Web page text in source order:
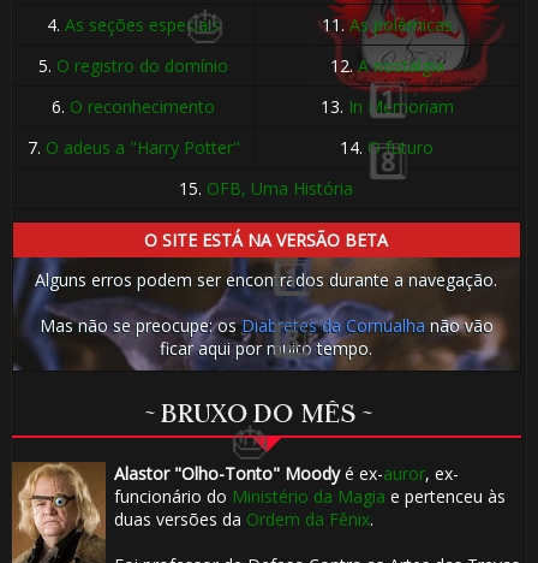
4.As seções especiais 11.As polêmicas
5. O registro do domínio 12.A nostalgia
6. O reconhecimento 13. In Memoriam
7. O adeus a "Harry Potter" 14. O futuro
15. OFB, Uma História
O SITE ESTÁ NA VERSÃO BETA
Alguns erros podem ser encontrados durante a navegação.
Mas não se preocupe: osDiabretes da Cornualha não vão
ficar aqui por muito tempo.
~ BRUXO DO MÊS ~
Alastor "Olho-Tonto" Moodyé ex-auror, ex-
funcionário do Ministério da Magia e pertenceu às
duas versões da Ordem da Fênix.
1️⃣ 8️⃣
🎂 🎂
1️⃣ 8️⃣
1️⃣ 8️⃣